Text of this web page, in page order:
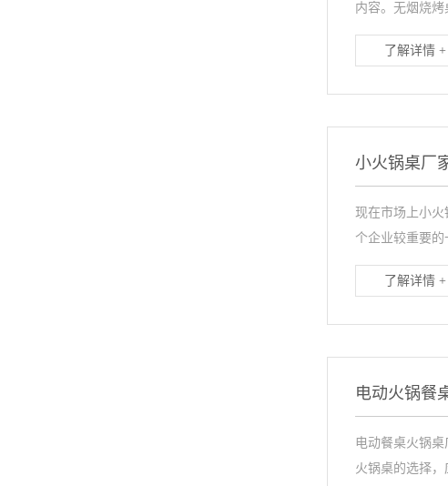
内容。无烟烧
了解详情 +
小火锅桌厂
现在市场上小
个企业较重要
了解详情 +
电动火锅餐
电动餐桌火锅
火锅桌的选择